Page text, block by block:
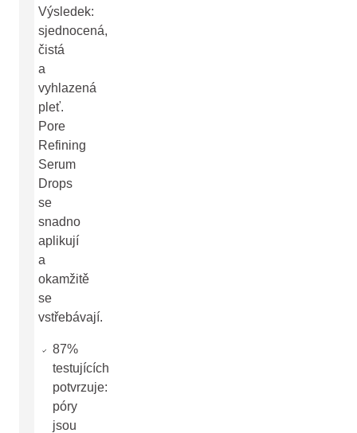
Výsledek:
sjednocená,
čistá
a
vyhlazená
pleť.
Pore
Refining
Serum
Drops
se
snadno
aplikují
a
okamžitě
se
vstřebávají.
87%
testujících
potvrzuje:
póry
jsou